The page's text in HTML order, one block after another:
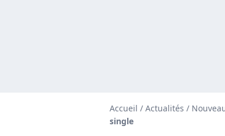
Accueil / Actualités /
single